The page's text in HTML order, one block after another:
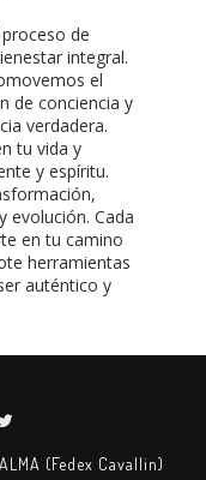
de
integral.
el
de conciencia y
verdadera.
tu vida y
y espíritu.
Cada
en tu camino
herramientas
auténtico y
(Fedex Cavallin)